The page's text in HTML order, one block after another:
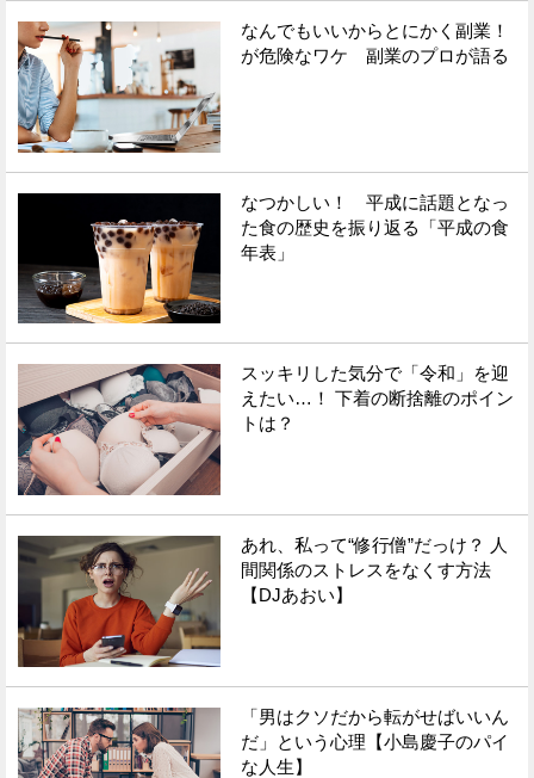
なんでもいいからとにかく副業！
が危険なワケ 副業のプロが語る
なつかしい！ 平成に話題となっ
た食の歴史を振り返る「平成の食
年表」
スッキリした気分で「令和」を迎
えたい…！ 下着の断捨離のポイン
トは？
あれ、私って“修行僧”だっけ？ 人
間関係のストレスをなくす方法
【DJあおい】
「男はクソだから転がせばいいん
だ」という心理【小島慶子のパイ
な人生】